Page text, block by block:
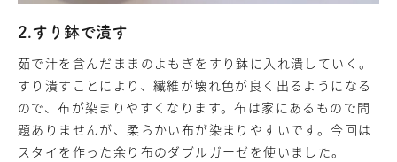
2.すり鉢で潰す
茹で汁を含んだままのよもぎをすり鉢に入れ潰していく。
すり潰すことにより、繊維が壊れ色が良く出るようになる
ので、布が染まりやすくなります。布は家にあるもので問
題ありませんが、柔らかい布が染まりやすいです。今回は
スタイを作った余り布のダブルガーゼを使いました。